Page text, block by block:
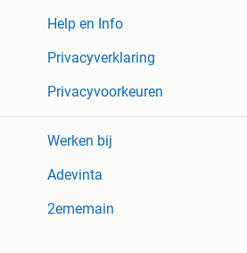
Help en Info
Privacyverklaring
Privacyvoorkeuren
Werken bij
Adevinta
2ememain